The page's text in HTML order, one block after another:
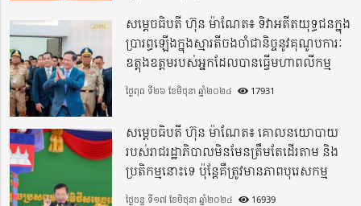
សម្តេចធិបតី ហ៊ុន ម៉ាណែត៖ ទិវាអតីតយុទ្ធជនក្នុង
ប្រារព្ធឡើងក្នុងស្មារតីចងចាំជានិច្ចនូវគុណូបការៈ
ឧត្តុងឧត្តមរបស់អ្នកដែលបានធ្វើមហាពលីកម្ម
ថ្ងៃពុធ ទី២៦ ខែមិថុនា ឆ្នាំ២០២៤ 17931
សម្តេចធិបតី ហ៊ុន ម៉ាណែត៖ គោលនយោបាយ
របស់រាជរដ្ឋាភិបាលមិនមែនត្រឹមតែដើរតាម និង
ប្រតិកម្មនោះទេ ប៉ុន្តែគឺត្រូវមានភាពបុរេសកម្ម
ថ្ងៃចន្ទ ទី១៧ ខែមិថុនា ឆ្នាំ២០២៤ 16939